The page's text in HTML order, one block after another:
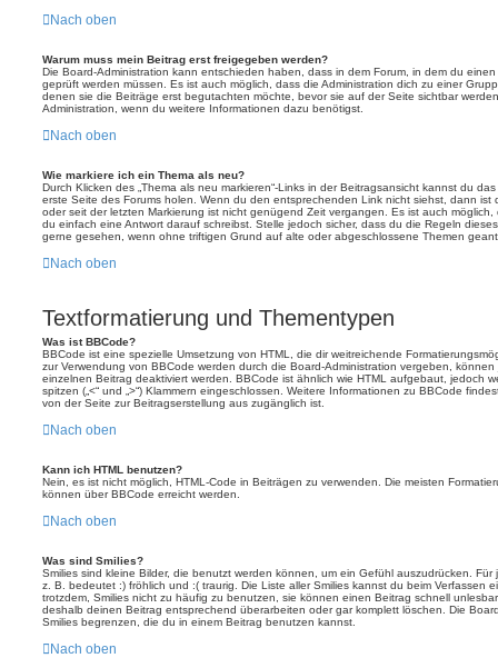
Nach oben
Warum muss mein Beitrag erst freigegeben werden?
Die Board-Administration kann entschieden haben, dass in dem Forum, in dem du
geprüft werden müssen. Es ist auch möglich, dass die Administration dich zu einer
denen sie die Beiträge erst begutachten möchte, bevor sie auf der Seite sichtbar
Administration, wenn du weitere Informationen dazu benötigst.
Nach oben
Wie markiere ich ein Thema als neu?
Durch Klicken des „Thema als neu markieren“-Links in der Beitragsansicht kannst du
erste Seite des Forums holen. Wenn du den entsprechenden Link nicht siehst, dann ist
oder seit der letzten Markierung ist nicht genügend Zeit vergangen. Es ist auch
du einfach eine Antwort darauf schreibst. Stelle jedoch sicher, dass du die Regeln
gerne gesehen, wenn ohne triftigen Grund auf alte oder abgeschlossene Themen
Nach oben
Textformatierung und Thementypen
Was ist BBCode?
BBCode ist eine spezielle Umsetzung von HTML, die dir weitreichende
zur Verwendung von BBCode werden durch die Board-Administration vergeben,
einzelnen Beitrag deaktiviert werden. BBCode ist ähnlich wie HTML aufgebaut, jedoch
spitzen („<“ und „>“) Klammern eingeschlossen. Weitere Informationen zu BBCode
von der Seite zur Beitragserstellung aus zugänglich ist.
Nach oben
Kann ich HTML benutzen?
Nein, es ist nicht möglich, HTML-Code in Beiträgen zu verwenden. Die meisten
können über BBCode erreicht werden.
Nach oben
Was sind Smilies?
Smilies sind kleine Bilder, die benutzt werden können, um ein Gefühl auszudrücken.
z. B. bedeutet :) fröhlich und :( traurig. Die Liste aller Smilies kannst du beim Verfassen
trotzdem, Smilies nicht zu häufig zu benutzen, sie können einen Beitrag schnell
deshalb deinen Beitrag entsprechend überarbeiten oder gar komplett löschen. Die
Smilies begrenzen, die du in einem Beitrag benutzen kannst.
Nach oben